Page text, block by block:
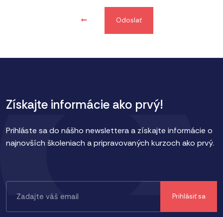
Odoslať
Získajte informácie ako prvý!
Prihláste sa do nášho newslettera a získajte informácie o
najnovších školeniach a pripravovaných kurzoch ako prvý.